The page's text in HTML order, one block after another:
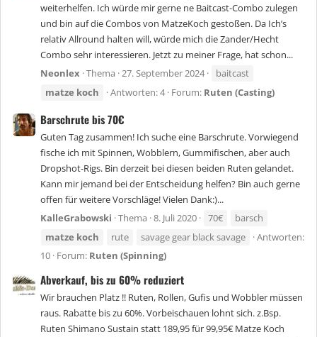
weiterhelfen. Ich würde mir gerne ne Baitcast-Combo zulegen
und bin auf die Combos von MatzeKoch gestoßen. Da Ich’s
relativ Allround halten will, würde mich die Zander/Hecht
Combo sehr interessieren. Jetzt zu meiner Frage, hat schon...
Neonlex Thema 27. September 2024
baitcast
matze koch Antworten: 4 Forum: Ruten (Casting)
Barschrute bis 70€
Guten Tag zusammen! Ich suche eine Barschrute. Vorwiegend
fische ich mit Spinnen, Wobblern, Gummifischen, aber auch
Dropshot-Rigs. Bin derzeit bei diesen beiden Ruten gelandet.
Kann mir jemand bei der Entscheidung helfen? Bin auch gerne
offen für weitere Vorschläge! Vielen Dank:)...
KalleGrabowski Thema 8. Juli 2020 70€
barsch
matze koch rute savage gear black savage
Antworten:
10 Forum: Ruten (Spinning)
Abverkauf, bis zu 60% reduziert
Wir brauchen Platz !! Ruten, Rollen, Gufis und Wobbler müssen
raus. Rabatte bis zu 60%. Vorbeischauen lohnt sich. z.Bsp.
Ruten Shimano Sustain statt 189,95 für 99,95€ Matze Koch